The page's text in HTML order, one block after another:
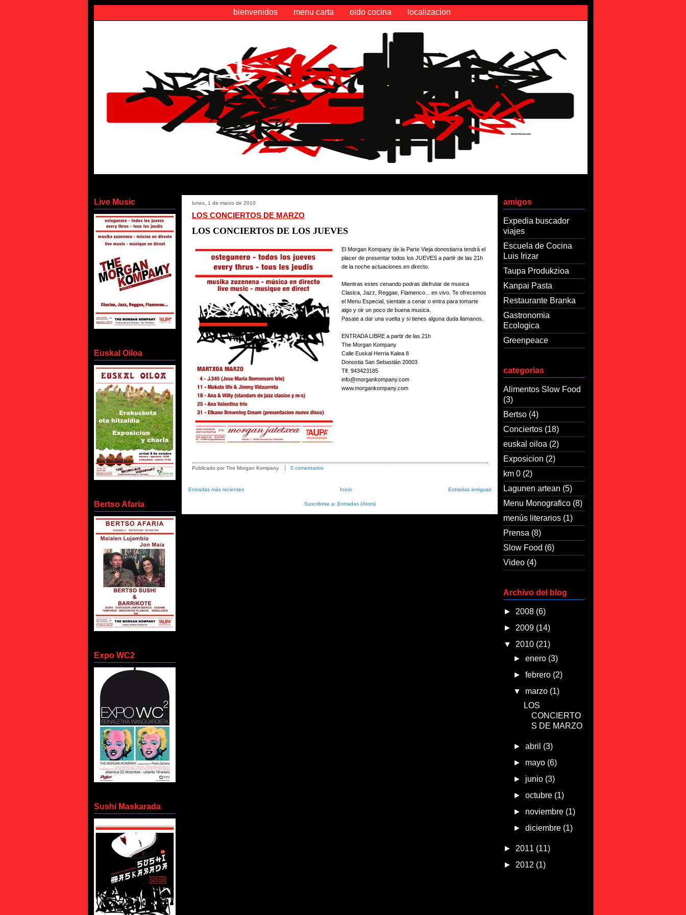
bienvenidos menu carta oido cocina localizacion
Oido Cocina Morgan Kompany
Live Music
Euskal Oiloa
Bertso Afaria
Expo WC2
Sushi Maskarada
lunes, 1 de marzo de 2010
LOS CONCIERTOS DE MARZO
LOS CONCIERTOS DE LOS JUEVES
El Morgan Kompany de la Parte Vieja donostiarra tendrá el
placer de presentar todos los JUEVES a partir de las 21h
de la noche actuaciones en directo.
Mientras estes cenando podras disfrutar de musica
Clasica, Jazz, Reggae, Flamenco... en vivo. Te ofrecemos
el Menu Especial, sientate a cenar o entra para tomarte
algo y oir un poco de buena musica.
Pasate a dar una vuelta y si tienes alguna duda llamanos.
ENTRADA LIBRE a partir de las 21h
The Morgan Kompany
Calle Euskal Herria Kalea 8
Donostia San Sebastián 20003
Tlf. 943423185
info@morgankompany.com
www.morgankompany.com
Publicado por The Morgan Kompany 0 comentarios
Entradas más recientes Entradas antiguas
Inicio
Suscribirse a: Entradas (Atom)
amigos
Expedia buscador
viajes
Escuela de Cocina
Luis Irizar
Taupa Produkzioa
Kanpai Pasta
Restaurante Branka
Gastronomia
Ecologica
Greenpeace
categorias
Alimentos Slow Food
(3)
Bertso (4)
Conciertos (18)
euskal oiloa (2)
Exposicion (2)
km 0 (2)
Lagunen artean (5)
Menu Monografico (8)
menús literarios (1)
Prensa (8)
Slow Food (6)
Video (4)
Archivo del blog
► 2008 (6)
► 2009 (14)
▼ 2010 (21)
►enero (3)
►febrero (2)
▼ marzo (1)
LOS
CONCIERTO
S DE MARZO
►abril (3)
► mayo (6)
► junio (3)
►octubre (1)
► noviembre (1)
►diciembre (1)
► 2011 (11)
► 2012 (1)